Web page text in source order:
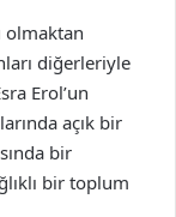
olmaktan
diğerleriyle
Erol’un
açık bir
bir
bir toplum